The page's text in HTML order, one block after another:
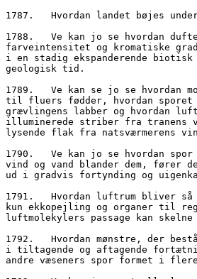
1787.	Hvordan landet bøjes
1788.	Ve kan jo se hvordan dufte er omsat
farveintensitet og kromatiske
i en stadig ekspanderende biotisk
geologisk tid.
1789.	Ve kan se jo se hvordan molekyler klistrer sig
til fluers fødder, hvordan sporet
grævlingens labber og hvordan
illuminerede striber fra tranens
lysende flak fra natsværmerens
1790.	Ve kan jo se hvordan spor lejres på spor mens
vind og vand blander dem, fører
ud i gradvis fortynding og
1791.	Hvordan luftrum bliver så mættet af spor, at
kun ekkopejling og organer til
luftmolekylers passage kan
1792.	Hvordan mønstre, der består af luftgradienter
i tiltagende og aftagende
andre væseners spor formet i